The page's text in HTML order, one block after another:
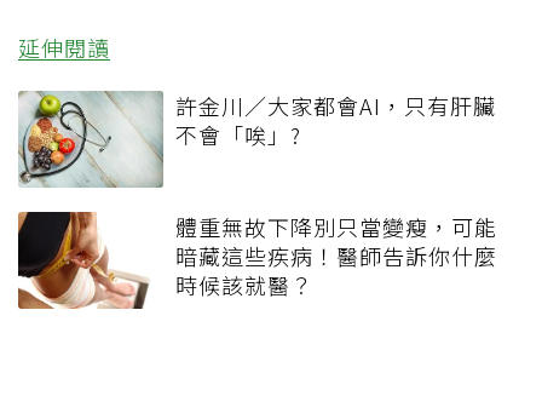
延伸閱讀
許金川／大家都會AI，只有肝臟
不會「唉」?
體重無故下降別只當變瘦，可能
暗藏這些疾病！醫師告訴你什麼
時候該就醫？